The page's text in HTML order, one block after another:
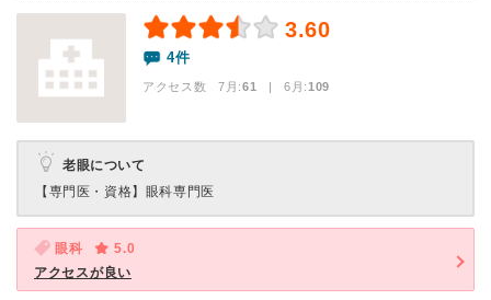
3.60
4件
アクセス数 7月:61 | 6月:109
老眼について
【専門医・資格】 眼科専門医
眼科
5.0
アクセスが良い